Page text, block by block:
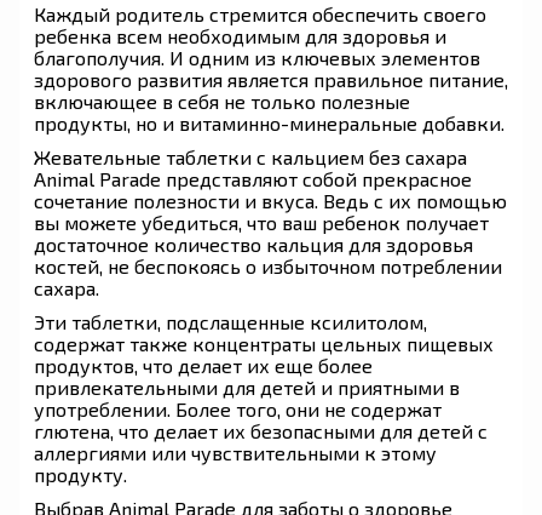
Каждый родитель стремится обеспечить своего
ребенка всем необходимым для здоровья и
благополучия. И одним из ключевых элементов
здорового развития является правильное питание,
включающее в себя не только полезные
продукты, но и витаминно-минеральные добавки.
Жевательные таблетки с кальцием без сахара
Animal Parade представляют собой прекрасное
сочетание полезности и вкуса. Ведь с их помощью
вы можете убедиться, что ваш ребенок получает
достаточное количество кальция для здоровья
костей, не беспокоясь о избыточном потреблении
сахара.
Эти таблетки, подслащенные ксилитолом,
содержат также концентраты цельных пищевых
продуктов, что делает их еще более
привлекательными для детей и приятными в
употреблении. Более того, они не содержат
глютена, что делает их безопасными для детей с
аллергиями или чувствительными к этому
продукту.
Выбрав Animal Parade для заботы о здоровье